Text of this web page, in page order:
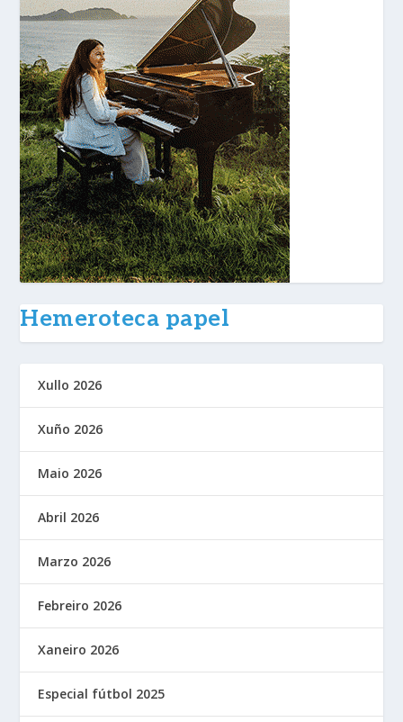
Hemeroteca papel
Xullo 2026
Xuño 2026
Maio 2026
Abril 2026
Marzo 2026
Febreiro 2026
Xaneiro 2026
Especial fútbol 2025